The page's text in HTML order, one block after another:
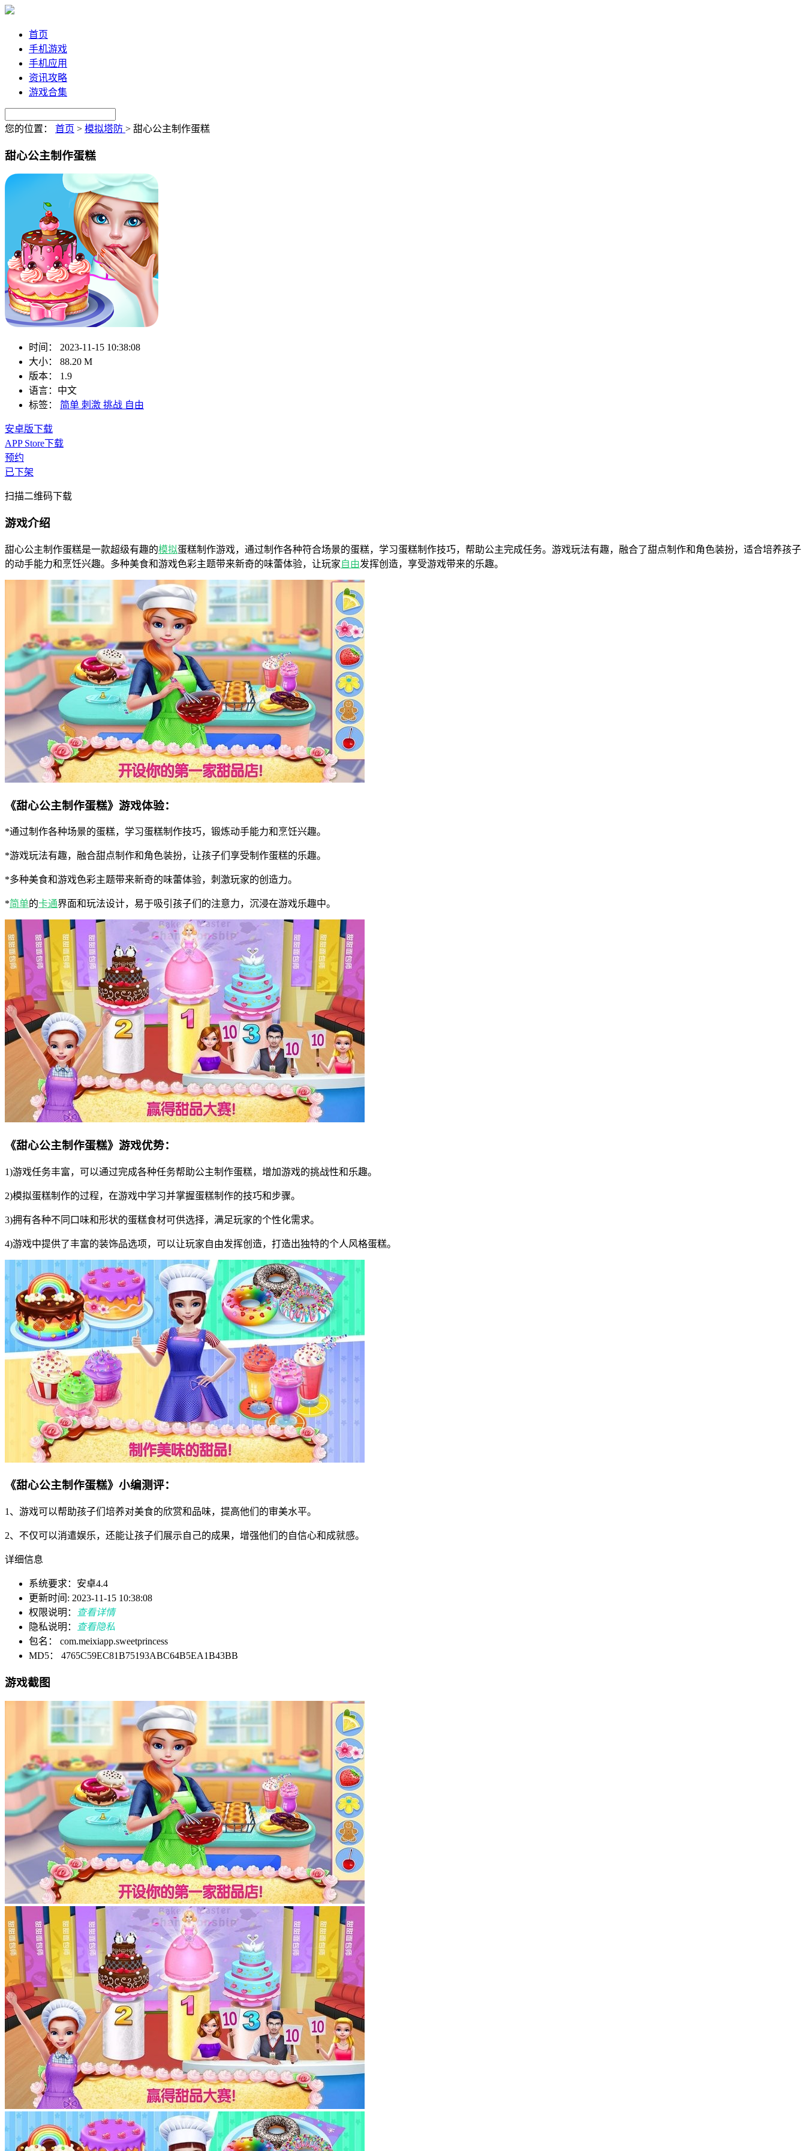
首页
手机游戏
手机应用
资讯攻略
游戏合集
您的位置： 首页 > 模拟塔防 > 甜心公主制作蛋糕
甜心公主制作蛋糕
时间：
2023-11-15 10:38:08
大小：
88.20 M
版本：
1.9
语言： 中文
标签：
简单 刺激 挑战 自由
安卓版下载
APP Store下载
预约
已下架
扫描二维码下载
游戏介绍
甜心公主制作蛋糕是一款超级有趣的模拟蛋糕制作游戏，通过制作各种符合场景的蛋糕，学习蛋糕制作技巧，帮助公主完成任务。游戏玩法有趣，融合了甜点制作和角色装扮，适合培养孩子
的动手能力和烹饪兴趣。多种美食和游戏色彩主题带来新奇的味蕾体验，让玩家自由发挥创造，享受游戏带来的乐趣。
《甜心公主制作蛋糕》游戏体验：
*通过制作各种场景的蛋糕，学习蛋糕制作技巧，锻炼动手能力和烹饪兴趣。
*游戏玩法有趣，融合甜点制作和角色装扮，让孩子们享受制作蛋糕的乐趣。
*多种美食和游戏色彩主题带来新奇的味蕾体验，刺激玩家的创造力。
*简单的卡通界面和玩法设计，易于吸引孩子们的注意力，沉浸在游戏乐趣中。
《甜心公主制作蛋糕》游戏优势：
1)游戏任务丰富，可以通过完成各种任务帮助公主制作蛋糕，增加游戏的挑战性和乐趣。
2)模拟蛋糕制作的过程，在游戏中学习并掌握蛋糕制作的技巧和步骤。
3)拥有各种不同口味和形状的蛋糕食材可供选择，满足玩家的个性化需求。
4)游戏中提供了丰富的装饰品选项，可以让玩家自由发挥创造，打造出独特的个人风格蛋糕。
《甜心公主制作蛋糕》小编测评：
1、游戏可以帮助孩子们培养对美食的欣赏和品味，提高他们的审美水平。
2、不仅可以消遣娱乐，还能让孩子们展示自己的成果，增强他们的自信心和成就感。
详细信息
系统要求：安卓4.4
更新时间: 2023-11-15 10:38:08
权限说明：
查看详情
隐私说明：
查看隐私
包名： com.meixiapp.sweetprincess
MD5： 4765C59EC81B75193ABC64B5EA1B43BB
游戏截图